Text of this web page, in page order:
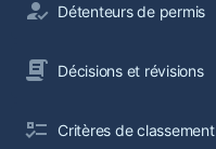
Détenteurs de permis
Décisions et révisions
Critères de classement